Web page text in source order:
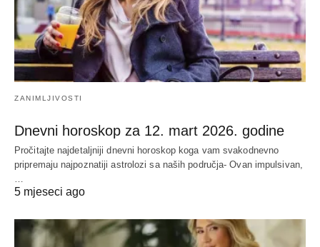
ZANIMLJIVOSTI
Dnevni horoskop za 12. mart 2026. godine
Pročitajte najdetaljniji dnevni horoskop koga vam svakodnevno
pripremaju najpoznatiji astrolozi sa naših područja- Ovan impulsivan,
5 mjeseci ago